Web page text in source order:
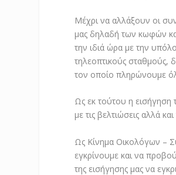
Μέχρι να αλλάξουν οι
μας δηλαδή των κωφών
την ιδιά ώρα με την
τηλεοπτικούς σταθμούς,
τον οποίο πληρώνουμε
Ως εκ τούτου η εισήγηση
με τις βελτιώσεις αλλά
Ως Κίνημα Οικολόγων –
εγκρίνουμε και να
της εισήγησης μας να